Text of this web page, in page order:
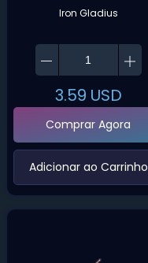
Iron Gladius
3.59 USD
Comprar Agora
‌Adicionar ao Carrinho‌